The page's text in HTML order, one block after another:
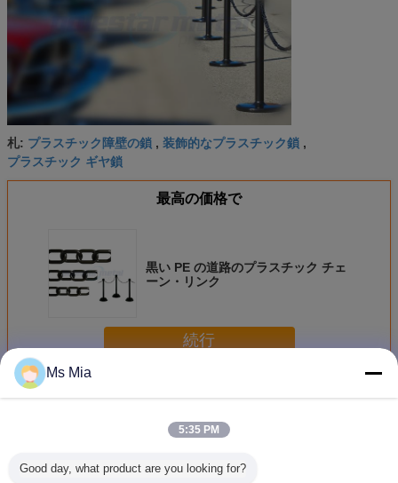
札: プラスチック障壁の鎖 , 装飾的なプラスチック鎖 ,
プラスチック ギヤ鎖
最高の価格で
黒い PE の道路のプラスチック チェ
ーン・リンク
続行
多くプラスチック チェーン・リンク
Ms Mia
5:35 PM
Good day, what product are you looking for?